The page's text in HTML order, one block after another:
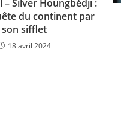
– Silver Houngbédji :
du continent par
son sifflet
18 avril 2024